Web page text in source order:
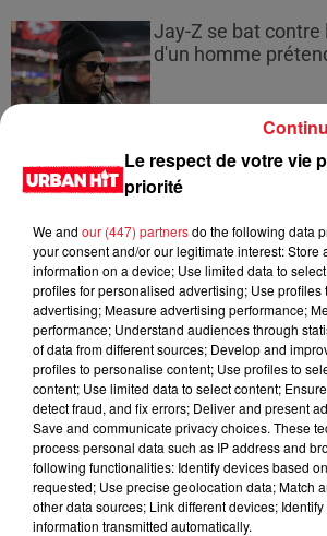
Jay-Z se bat contre
d'un homme
Cassie met fin à
masculine dans sa
Des vitres tombent
Montparnasse :
entre...
Incendies en
plusieurs semaines
l'extinction...
Le respect de votre vie
priorité
We and our (447) partnersdo the following data
your consent and/or our legitimate interest: Store
information on a device; Use limited data to
profiles for personalised advertising; Use profiles
advertising; Measure advertising performance;
performance; Understand audiences through
of data from different sources; Develop and
profiles to personalise content; Use profiles to
content; Use limited data to select content;
detect fraud, and fix errors; Deliver and present
Save and communicate privacy choices. These
process personal data such as IP address and
following functionalities: Identify devices based
requested; Use precise geolocation data; Match
other data sources; Link different devices;
information transmitted automatically.